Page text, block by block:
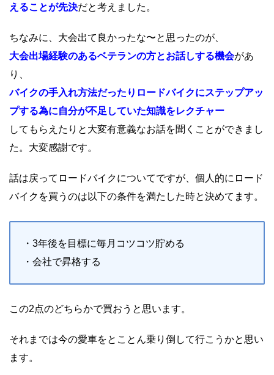
えることが先決だと考えました。
ちなみに、大会出て良かったな〜と思ったのが、
大会出場経験のあるベテランの方とお話しする機会があ
り、
バイクの手入れ方法だったりロードバイクにステップアッ
プする為に自分が不足していた知識をレクチャー
してもらえたりと大変有意義なお話を聞くことができまし
た。大変感謝です。
話は戻ってロードバイクについてですが、個人的にロード
バイクを買うのは以下の条件を満たした時と決めてます。
・ 3年後を目標に毎月コツコツ貯める
・会社で昇格する
この2点のどちらかで買おうと思います。
それまでは今の愛車をとことん乗り倒して行こうかと思い
ます。